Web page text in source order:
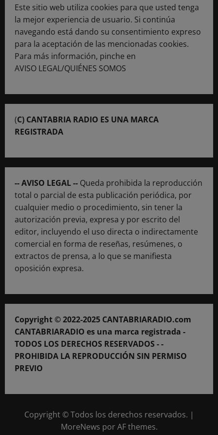
Este sitio web utiliza cookies para que usted tenga
la mejor experiencia de usuario. Si continúa
navegando está dando su consentimiento expreso
para la aceptación de las mencionadas cookies.
Para más información, pinche en
AVISO LEGAL/QUIÉNES SOMOS
(C) CANTABRIA RADIO ES UNA MARCA
REGISTRADA
-- AVISO LEGAL -- Queda prohibida la reproducción
total o parcial de esta publicación periódica, por
cualquier medio o procedimiento, sin tener la
autorización previa, expresa y por escrito del
editor, incluyendo el uso directa o indirectamente
comercial en forma de reseñas, resúmenes, o
extractos de prensa, a lo que se manifiesta
oposición expresa.
Copyright © 2022-2025 CANTABRIARADIO.com
CANTABRIARADIO es una marca registrada -
TODOS LOS DERECHOS RESERVADOS - -
PROHIBIDA LA REPRODUCCIÓN SIN PERMISO
PREVIO
Copyright © Todos los derechos reservados. |
MoreNews por AF themes.